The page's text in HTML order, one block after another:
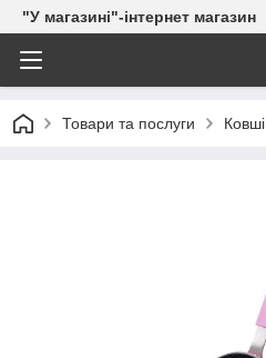
"У магазині"-інтернет магазин
Товари та послуги Ковші